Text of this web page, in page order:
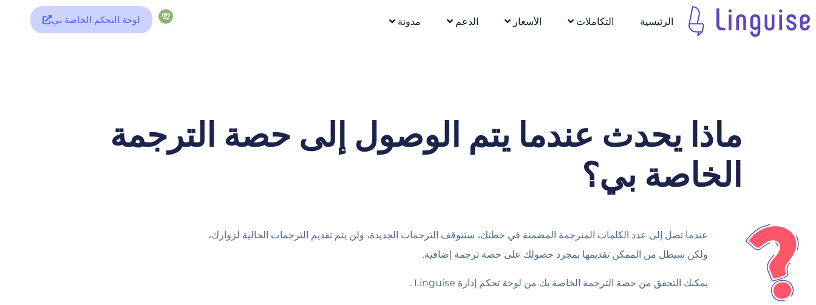
الرئيسية التكاملات الأسعار الدعم مدونة لوحة التحكم الخاصة بي
ماذا يحدث عندما يتم الوصول إلى حصة الترجمة
الخاصة بي؟
عندما تصل إلى عدد الكلمات المترجمة المضمنة في خطتك، ستتوقف الترجمات الجديدة، ولن يتم تقديم الترجمات الحالية لزوارك،
ولكن سيظل من الممكن تقديمها بمجرد حصولك على حصة ترجمة إضافية.
يمكنك التحقق من حصة الترجمة الخاصة بك من لوحة تحكم إدارة Linguise .